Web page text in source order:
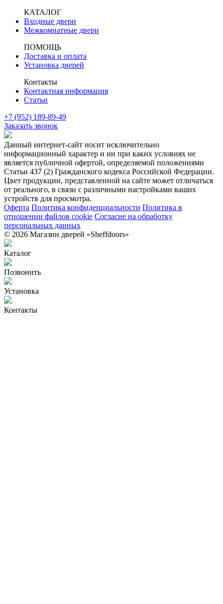
КАТАЛОГ
Входные двери
Межкомнатные двери
ПОМОЩЬ
Доставка и оплата
Установка дверей
Контакты
Контактная информация
Статьи
+7 (952) 189-89-49
Заказать звонок
Данный интернет-сайт носит исключительно
информационный характер и ни при каких условиях не
является публичной офертой, определяемой положениями
Статьи 437 (2) Гражданского кодекса Российской Федерации.
Цвет продукции, представленной на сайте может отличаться
от реального, в связи с различными настройками ваших
устройств для просмотра.
Оферта Политика конфиденциальности Политика в
отношении файлов cookie Согласие на обработку
персональных данных
© 2026 Магазин дверей «Sheffdoors»
Каталог
Позвонить
Установка
Контакты